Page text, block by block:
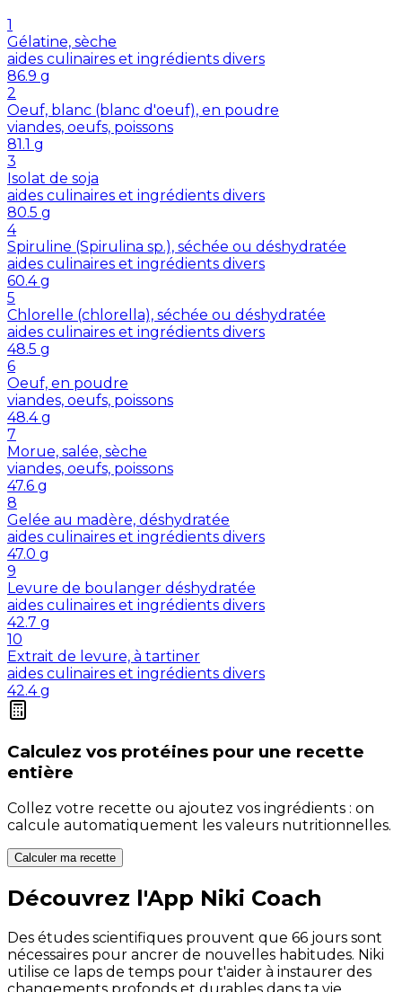
1
Gélatine, sèche
aides culinaires et ingrédients divers
86.9 g
2
Oeuf, blanc (blanc d'oeuf), en poudre
viandes, oeufs, poissons
81.1 g
3
Isolat de soja
aides culinaires et ingrédients divers
80.5 g
4
Spiruline (Spirulina sp.), séchée ou déshydratée
aides culinaires et ingrédients divers
60.4 g
5
Chlorelle (chlorella), séchée ou déshydratée
aides culinaires et ingrédients divers
48.5 g
6
Oeuf, en poudre
viandes, oeufs, poissons
48.4 g
7
Morue, salée, sèche
viandes, oeufs, poissons
47.6 g
8
Gelée au madère, déshydratée
aides culinaires et ingrédients divers
47.0 g
9
Levure de boulanger déshydratée
aides culinaires et ingrédients divers
42.7 g
10
Extrait de levure, à tartiner
aides culinaires et ingrédients divers
42.4 g
Calculez vos protéines pour une recette
entière
Collez votre recette ou ajoutez vos ingrédients : on
calcule automatiquement les valeurs nutritionnelles.
Calculer ma recette
Découvrez l'App Niki Coach
Des études scientifiques prouvent que 66 jours sont
nécessaires pour ancrer de nouvelles habitudes. Niki
utilise ce laps de temps pour t'aider à instaurer des
changements profonds et durables dans ta vie.